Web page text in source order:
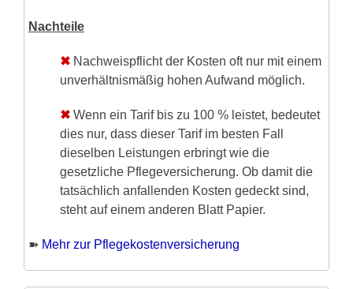
Nachteile
✖Nachweispflicht der Kosten oft nur mit einem
unverhältnismäßig hohen Aufwand möglich.
✖Wenn ein Tarif bis zu 100 % leistet, bedeutet
dies nur, dass dieser Tarif im besten Fall
dieselben Leistungen erbringt wie die
gesetzliche Pflegeversicherung. Ob damit die
tatsächlich anfallenden Kosten gedeckt sind,
steht auf einem anderen Blatt Papier.
➽ Mehr zur Pflegekostenversicherung